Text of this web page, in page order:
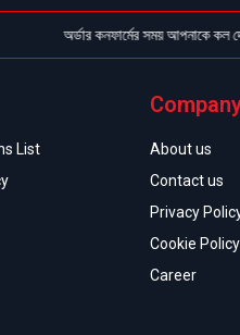
অর্ডার কনফার্মের সময় আপনাকে কল
List
About us
Contact us
Privacy
Cookie Policy
Career